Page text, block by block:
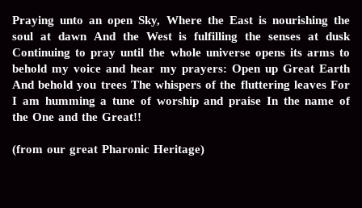
Praying unto an open Sky, Where the East is nourishing the
soul at dawn And the West is fulfilling the senses at dusk
Continuing to pray until the whole universe opens its arms to
behold my voice and hear my prayers: Open up Great Earth
And behold you trees The whispers of the fluttering leaves For
I am humming a tune of worship and praise In the name of
the One and the Great!!
(from our great Pharonic Heritage)